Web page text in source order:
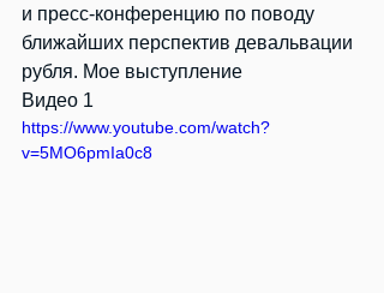
и пресс-конференцию по поводу
ближайших перспектив девальвации
рубля. Мое выступление
Видео 1
https://www.youtube.com/watch?
v=5MO6pmIa0c8